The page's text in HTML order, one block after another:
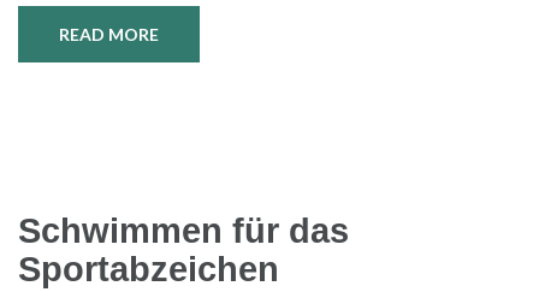
READ MORE
Schwimmen für das
Sportabzeichen